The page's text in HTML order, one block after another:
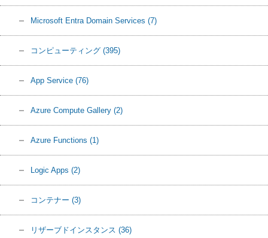
Microsoft Entra Domain Services (7)
コンピューティング (395)
App Service (76)
Azure Compute Gallery (2)
Azure Functions (1)
Logic Apps (2)
コンテナー (3)
リザーブドインスタンス (36)